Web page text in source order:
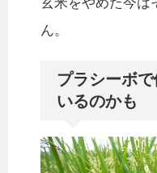
ん。
プラシーボ
いるのかも